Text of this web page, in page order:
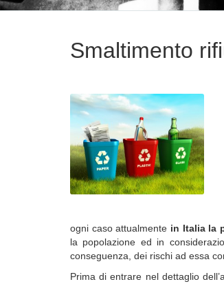
Smaltimento
ogni caso attualmente in Italia la
la popolazione ed in
conseguenza, dei rischi ad essa
Prima di entrare nel dettaglio